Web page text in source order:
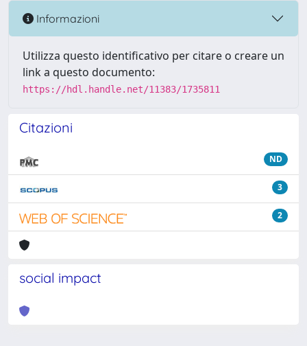
Informazioni
Utilizza questo identificativo per citare o creare un
link a questo documento:
https://hdl.handle.net/11383/1735811
Citazioni
ND
3
2
social impact